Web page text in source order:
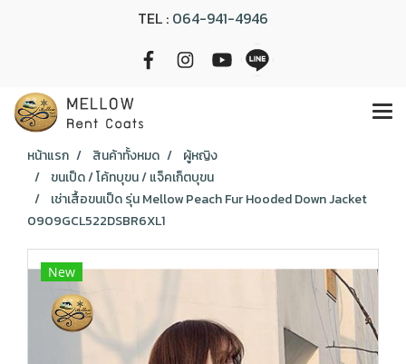
TEL : 064-941-4946
หน้าแรก สินค้าทั้งหมด
ผู้หญิง
ขนเป็ด / โค้ทบุขน / แจ็คเก็ตบุขน
เช่าเสื้อขนเป็ด รุ่น Mellow Peach Fur Hooded Down Jacket
0909GCL522DSBR6XL1
New